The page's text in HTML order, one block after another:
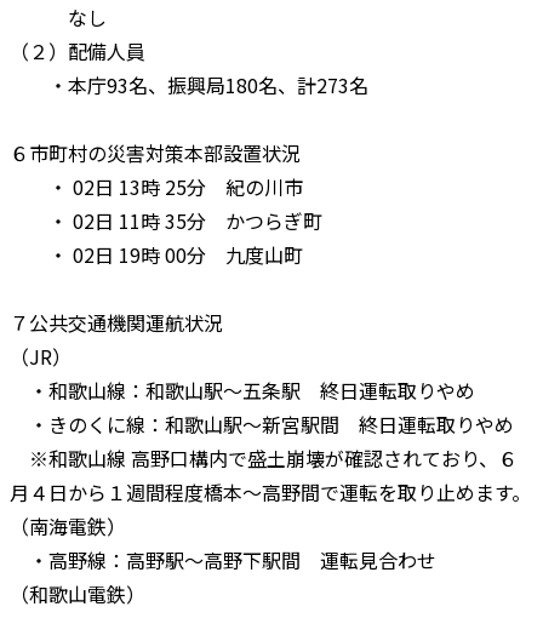
なし
（２）配備人員
・本庁93名、振興局180名、計273名
６市町村の災害対策本部設置状況
・ 02日 13時 25分 紀の川市
・ 02日 11時 35分 かつらぎ町
・ 02日 19時 00分 九度山町
７公共交通機関運航状況
（JR）
・和歌山線：和歌山駅～五条駅 終日運転取りやめ
・きのくに線：和歌山駅～新宮駅間 終日運転取りやめ
※和歌山線 高野口構内で盛土崩壊が確認されており、６
月４日から１週間程度橋本～高野間で運転を取り止めます。
（南海電鉄）
・高野線：高野駅～高野下駅間 運転見合わせ
（和歌山電鉄）